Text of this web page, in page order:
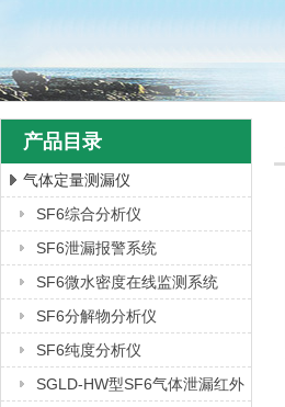
上海徐吉电气有限公司
产品目录
气体定量测漏仪
SF6综合分析仪
SF6泄漏报警系统
SF6微水密度在线监测系统
SF6分解物分析仪
SF6纯度分析仪
SGLD-HW型SF6气体泄漏红外